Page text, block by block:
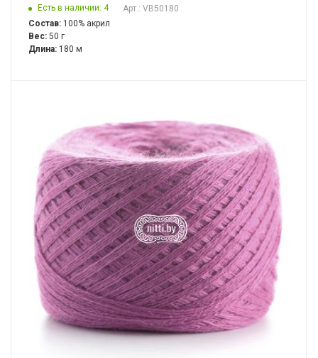
Есть в наличии: 4
Арт.: VB50180
Состав: 100% акрил
Вес: 50 г
Длина: 180 м